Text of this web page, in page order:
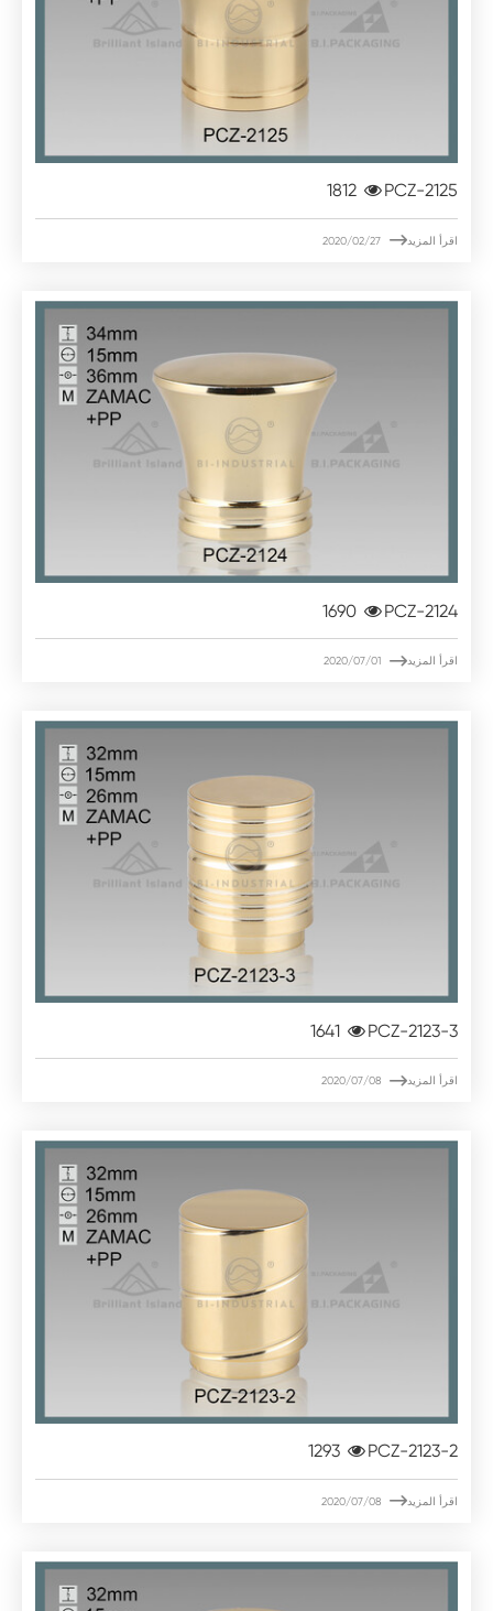
PCZ-2125
اقرأ المزيد
2020/02/27
PCZ-2124
اقرأ المزيد
2020/07/01
PCZ-2123-3
اقرأ المزيد
2020/07/08
PCZ-2123-2
اقرأ المزيد
2020/07/08